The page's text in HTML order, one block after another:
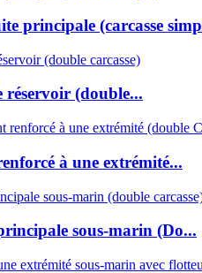
principale (carcasse
réservoir (double...
à une extrémité...
sous-marin (Do...